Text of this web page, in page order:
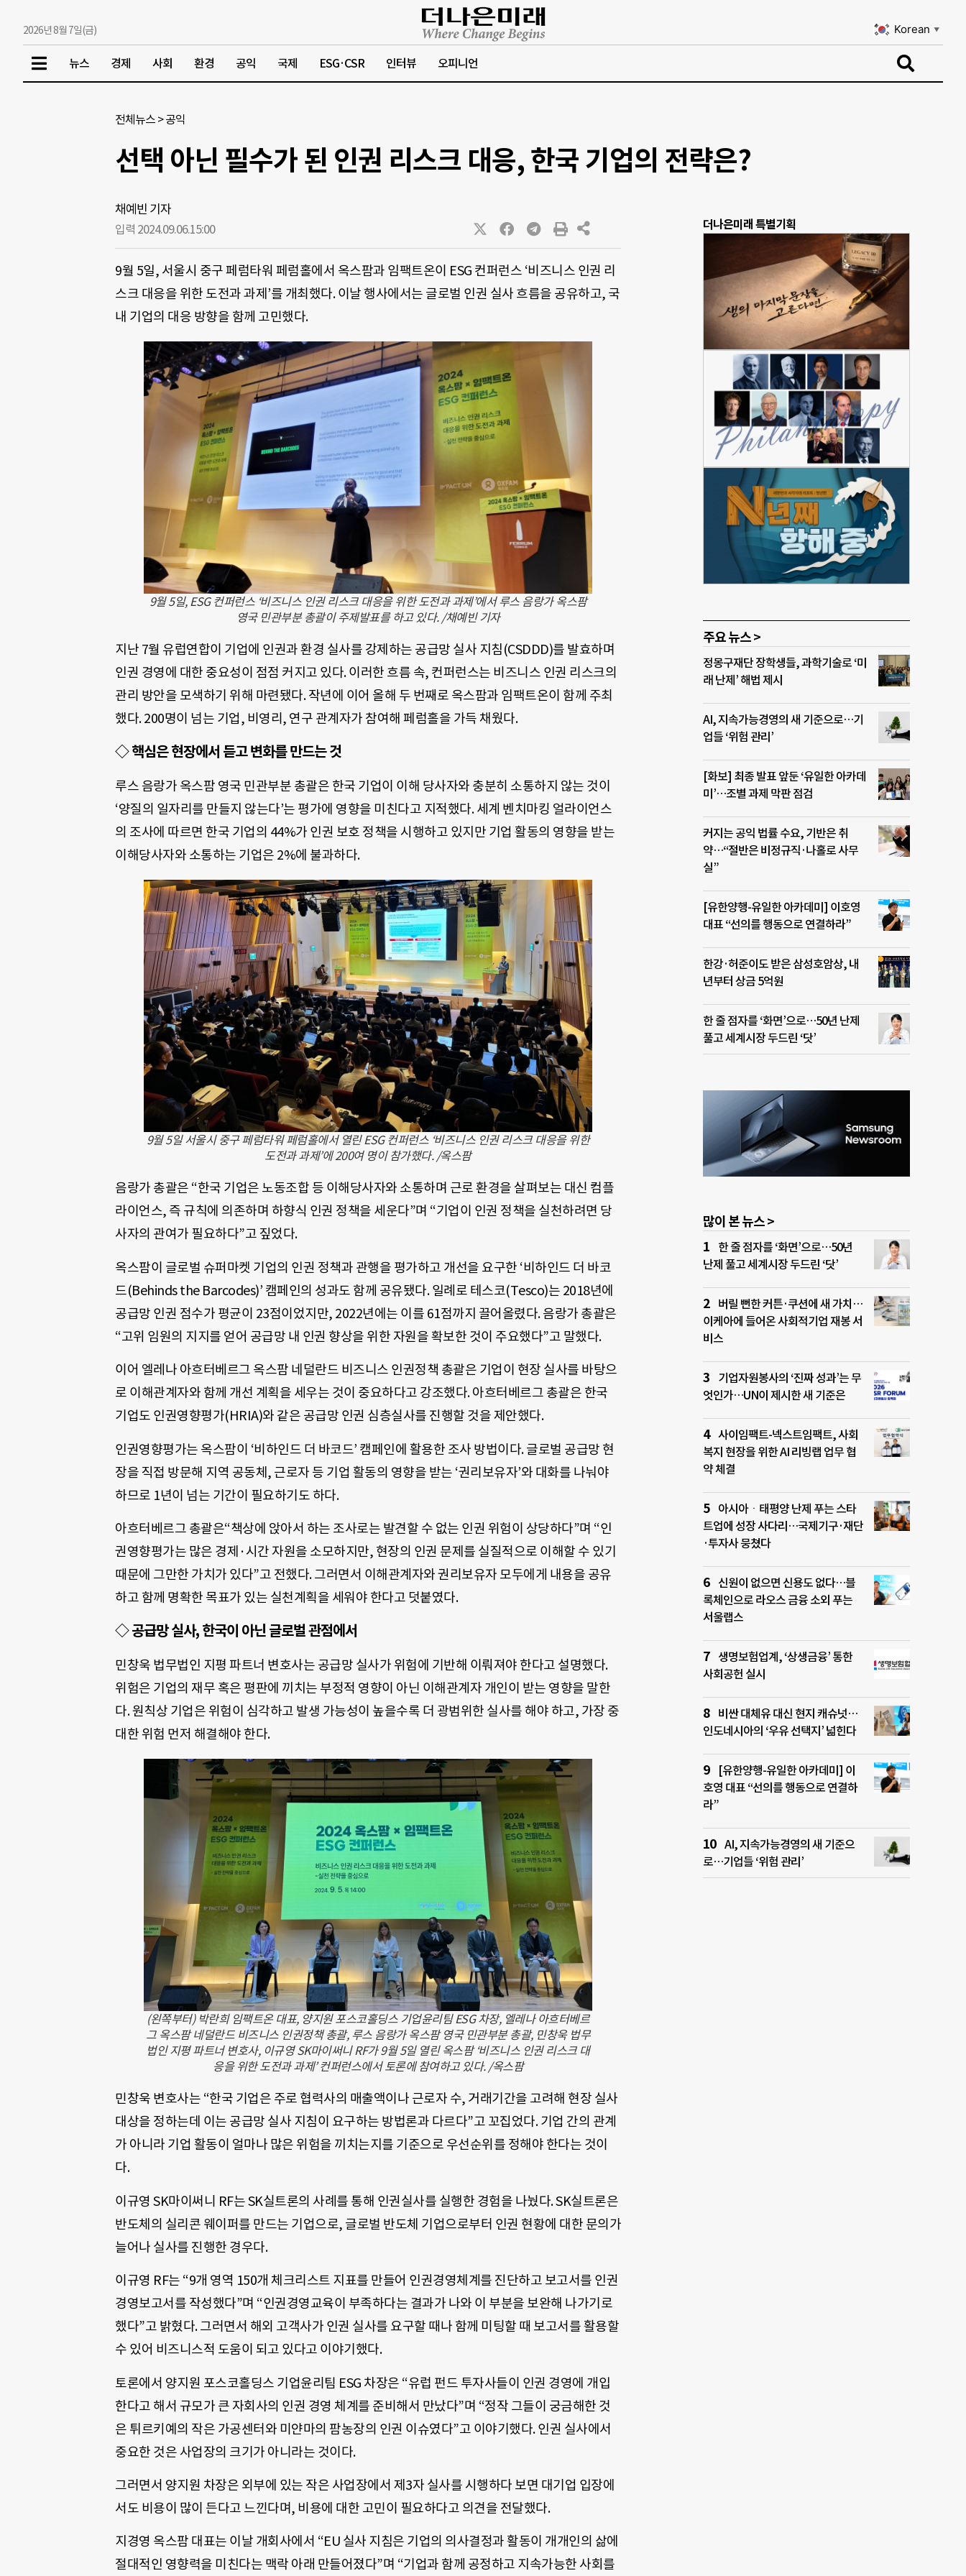
2026년 8월 7일(금) Korean ▼
뉴스 경제 사회 환경 공익 국제 ESG·CSR 인터뷰 오피니언
전체뉴스 >공익
선택 아닌 필수가 된 인권 리스크 대응, 한국 기업의 전략은?
채예빈 기자
입력 2024.09.06.15:00
9월 5일, 서울시 중구 페럼타워 페럼홀에서 옥스팜과 임팩트온이 ESG 컨퍼런스 ‘비즈니스 인권 리
스크 대응을 위한 도전과 과제’를 개최했다. 이날 행사에서는 글로벌 인권 실사 흐름을 공유하고, 국
내 기업의 대응 방향을 함께 고민했다.
9월 5일, ESG 컨퍼런스 ‘비즈니스 인권 리스크 대응을 위한 도전과 과제’에서 루스 음랑가 옥스팜
영국 민관부분 총괄이 주제발표를 하고 있다. /채예빈 기자
지난 7월 유럽연합이 기업에 인권과 환경 실사를 강제하는 공급망 실사 지침(CSDDD)를 발효하며
인권 경영에 대한 중요성이 점점 커지고 있다. 이러한 흐름 속, 컨퍼런스는 비즈니스 인권 리스크의
관리 방안을 모색하기 위해 마련됐다. 작년에 이어 올해 두 번째로 옥스팜과 임팩트온이 함께 주최
했다. 200명이 넘는 기업, 비영리, 연구 관계자가 참여해 페럼홀을 가득 채웠다.
◇ 핵심은 현장에서 듣고 변화를 만드는 것
루스 음랑가 옥스팜 영국 민관부분 총괄은 한국 기업이 이해 당사자와 충분히 소통하지 않는 것이
‘양질의 일자리를 만들지 않는다’는 평가에 영향을 미친다고 지적했다. 세계 벤치마킹 얼라이언스
의 조사에 따르면 한국 기업의 44%가 인권 보호 정책을 시행하고 있지만 기업 활동의 영향을 받는
이해당사자와 소통하는 기업은 2%에 불과하다.
9월 5일 서울시 중구 페럼타워 페럼홀에서 열린 ESG 컨퍼런스 ‘비즈니스 인권 리스크 대응을 위한
도전과 과제’에 200여 명이 참가했다. /옥스팜
음랑가 총괄은 “한국 기업은 노동조합 등 이해당사자와 소통하며 근로 환경을 살펴보는 대신 컴플
라이언스, 즉 규칙에 의존하며 하향식 인권 정책을 세운다”며 “기업이 인권 정책을 실천하려면 당
사자의 관여가 필요하다”고 짚었다.
옥스팜이 글로벌 슈퍼마켓 기업의 인권 정책과 관행을 평가하고 개선을 요구한 ‘비하인드 더 바코
드(Behinds the Barcodes)’ 캠페인의 성과도 함께 공유됐다. 일례로 테스코(Tesco)는 2018년에
공급망 인권 점수가 평균이 23점이었지만, 2022년에는 이를 61점까지 끌어올렸다. 음랑가 총괄은
“고위 임원의 지지를 얻어 공급망 내 인권 향상을 위한 자원을 확보한 것이 주요했다”고 말했다.
이어 엘레나 아흐터베르그 옥스팜 네덜란드 비즈니스 인권정책 총괄은 기업이 현장 실사를 바탕으
로 이해관계자와 함께 개선 계획을 세우는 것이 중요하다고 강조했다. 아흐터베르그 총괄은 한국
기업도 인권영향평가(HRIA)와 같은 공급망 인권 심층실사를 진행할 것을 제안했다.
인권영향평가는 옥스팜이 ‘비하인드 더 바코드’ 캠페인에 활용한 조사 방법이다. 글로벌 공급망 현
장을 직접 방문해 지역 공동체, 근로자 등 기업 활동의 영향을 받는 ‘권리보유자’와 대화를 나눠야
하므로 1년이 넘는 기간이 필요하기도 하다.
아흐터베르그 총괄은“책상에 앉아서 하는 조사로는 발견할 수 없는 인권 위험이 상당하다”며 “인
권영향평가는 많은 경제·시간 자원을 소모하지만, 현장의 인권 문제를 실질적으로 이해할 수 있기
때문에 그만한 가치가 있다”고 전했다. 그러면서 이해관계자와 권리보유자 모두에게 내용을 공유
하고 함께 명확한 목표가 있는 실천계획을 세워야 한다고 덧붙였다.
◇ 공급망 실사, 한국이 아닌 글로벌 관점에서
민창욱 법무법인 지평 파트너 변호사는 공급망 실사가 위험에 기반해 이뤄져야 한다고 설명했다.
위험은 기업의 재무 혹은 평판에 끼치는 부정적 영향이 아닌 이해관계자 개인이 받는 영향을 말한
다. 원칙상 기업은 위험이 심각하고 발생 가능성이 높을수록 더 광범위한 실사를 해야 하고, 가장 중
대한 위험 먼저 해결해야 한다.
(왼쪽부터) 박란희 임팩트온 대표, 양지원 포스코홀딩스 기업윤리팀 ESG 차장, 엘레나 아흐터베르
그 옥스팜 네덜란드 비즈니스 인권정책 총괄, 루스 음랑가 옥스팜 영국 민관부분 총괄, 민창욱 법무
법인 지평 파트너 변호사, 이규영 SK마이써니 RF가 9월 5일 열린 옥스팜 ‘비즈니스 인권 리스크 대
응을 위한 도전과 과제’ 컨퍼런스에서 토론에 참여하고 있다. /옥스팜
민창욱 변호사는 “한국 기업은 주로 협력사의 매출액이나 근로자 수, 거래기간을 고려해 현장 실사
대상을 정하는데 이는 공급망 실사 지침이 요구하는 방법론과 다르다”고 꼬집었다. 기업 간의 관계
가 아니라 기업 활동이 얼마나 많은 위험을 끼치는지를 기준으로 우선순위를 정해야 한다는 것이
다.
이규영 SK마이써니 RF는 SK실트론의 사례를 통해 인권실사를 실행한 경험을 나눴다. SK실트론은
반도체의 실리콘 웨이퍼를 만드는 기업으로, 글로벌 반도체 기업으로부터 인권 현황에 대한 문의가
늘어나 실사를 진행한 경우다.
이규영 RF는 “9개 영역 150개 체크리스트 지표를 만들어 인권경영체계를 진단하고 보고서를 인권
경영보고서를 작성했다”며 “인권경영교육이 부족하다는 결과가 나와 이 부분을 보완해 나가기로
했다”고 밝혔다. 그러면서 해외 고객사가 인권 실사를 요구할 때나 함께 미팅할 때 보고서를 활용할
수 있어 비즈니스적 도움이 되고 있다고 이야기했다.
토론에서 양지원 포스코홀딩스 기업윤리팀 ESG 차장은 “유럽 펀드 투자사들이 인권 경영에 개입
한다고 해서 규모가 큰 자회사의 인권 경영 체계를 준비해서 만났다”며 “정작 그들이 궁금해한 것
은 튀르키예의 작은 가공센터와 미얀마의 팜농장의 인권 이슈였다”고 이야기했다. 인권 실사에서
중요한 것은 사업장의 크기가 아니라는 것이다.
그러면서 양지원 차장은 외부에 있는 작은 사업장에서 제3자 실사를 시행하다 보면 대기업 입장에
서도 비용이 많이 든다고 느낀다며, 비용에 대한 고민이 필요하다고 의견을 전달했다.
지경영 옥스팜 대표는 이날 개회사에서 “EU 실사 지침은 기업의 의사결정과 활동이 개개인의 삶에
절대적인 영향력을 미친다는 맥락 아래 만들어졌다”며 “기업과 함께 공정하고 지속가능한 사회를
더나은미래 특별기획
주요 뉴스 >
정몽구재단 장학생들, 과학기술로 ‘미
래 난제’ 해법 제시
AI, 지속가능경영의 새 기준으로…기
업들 ‘위험 관리’
[화보] 최종 발표 앞둔 ‘유일한 아카데
미’…조별 과제 막판 점검
커지는 공익 법률 수요, 기반은 취
약…“절반은 비정규직·나홀로 사무
실”
[유한양행-유일한 아카데미] 이호영
대표 “선의를 행동으로 연결하라”
한강·허준이도 받은 삼성호암상, 내
년부터 상금 5억원
한 줄 점자를 ‘화면’으로…50년 난제
풀고 세계시장 두드린 ‘닷’
많이 본 뉴스 >
한 줄 점자를 ‘화면’으로…50년
난제 풀고 세계시장 두드린 ‘닷’
버릴 뻔한 커튼·쿠션에 새 가치…
이케아에 들어온 사회적기업 재봉 서
비스
기업자원봉사의 ‘진짜 성과’는 무
엇인가…UN이 제시한 새 기준은
사이임팩트-넥스트임팩트, 사회
복지 현장을 위한 AI 리빙랩 업무 협
약 체결
아시아ㆍ태평양 난제 푸는 스타
트업에 성장 사다리…국제기구·재단
·투자사 뭉쳤다
신원이 없으면 신용도 없다…블
록체인으로 라오스 금융 소외 푸는
서울랩스
생명보험업계, ‘상생금융’ 통한
사회공헌 실시
비싼 대체유 대신 현지 캐슈넛…
인도네시아의 ‘우유 선택지’ 넓힌다
[유한양행-유일한 아카데미] 이
호영 대표 “선의를 행동으로 연결하
라”
AI, 지속가능경영의 새 기준으
로…기업들 ‘위험 관리’